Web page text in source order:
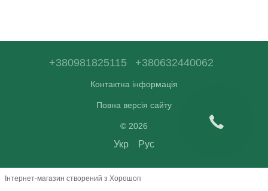
+380981825115 +380632440062
Контактна інформація
Повна версія сайту
© 2026
Укр Рус
Інтернет-магазин створений з Хорошоп